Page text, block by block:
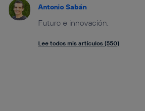
Antonio Sabán
Futuro e innovación.
Lee todos mis artículos (550)